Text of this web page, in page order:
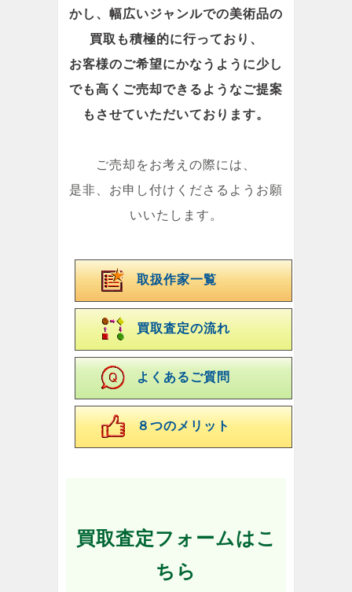
かし、幅広いジャンルでの美術品の
買取も積極的に行っており、
お客様のご希望にかなうように少し
でも高くご売却できるようなご提案
もさせていただいております。
ご売却をお考えの際には、
是非、お申し付けくださるようお願
いいたします。
取扱作家一覧
買取査定の流れ
よくあるご質問
８つのメリット
買取査定フォームはこ
ちら